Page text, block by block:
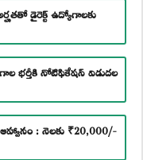
డైరెక్ట్ ఉద్యోగాలకు
భర్తీకి నోటిఫికేషన్ విడుదల
: నెలకు ₹20,000/-